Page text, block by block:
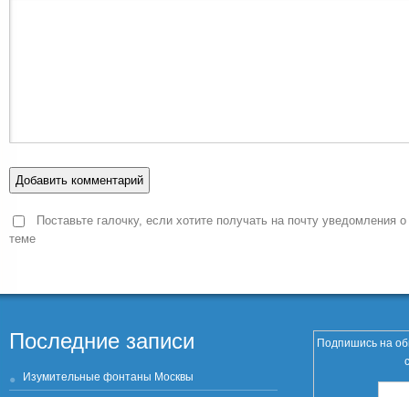
Поставьте галочку, если хотите получать на почту уведомления
теме
Последние записи
Изумительные фонтаны Москвы
Подпишись на